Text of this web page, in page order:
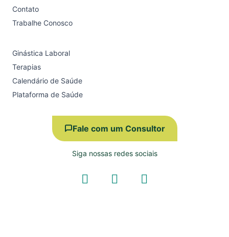
Contato
Trabalhe Conosco
Ginástica Laboral
Terapias
Calendário de Saúde
Plataforma de Saúde
Fale com um Consultor
Siga nossas redes sociais